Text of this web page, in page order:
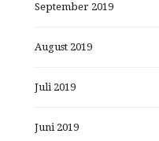
September 2019
August 2019
Juli 2019
Juni 2019